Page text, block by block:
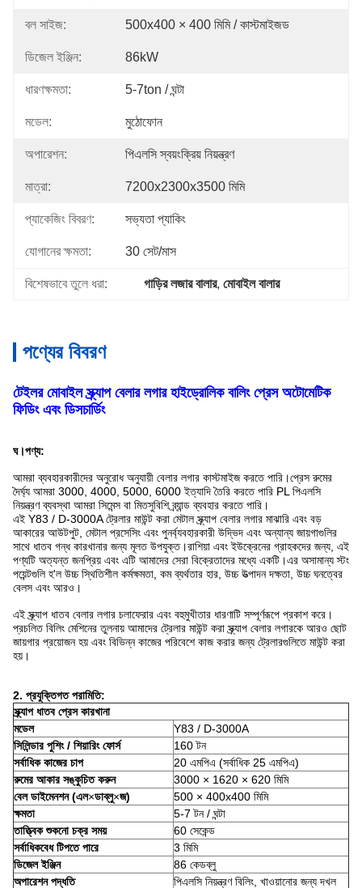
বল সাইজ: 500x400 × 400 মিমি / কাস্টমাইজড
ডিজেল ইঞ্জিন: 86kW
ধারণক্ষমতা: 5-7ton / ঘন্টা
মডেল: মুঠোফোন
অপারেশন: পিএলসি স্বয়ংক্রিয় নিয়ন্ত্রণ
মাত্রা: 7200x2300x3500 মিমি
প্যাকেজিং বিবরণ: সভ্যতা প্যাকিং
যোগানের ক্ষমতা: 30 সেট/মাস
বিশেষভাবে তুলে ধরা: গাড়ির লজার বালার, মোবাইল বালার
পণ্যের বিবরণ
টেইলর মোবাইল স্ক্র্যাপ বেলার লগার হাইড্রোলিক বালিং প্রেস অটোমেটিক
ফিডিং এবং ডিসচার্ডিং
ঘ।পণ্য:
আমরা ব্যবহারকারীদের অনুরোধ অনুযায়ী বেলার লগার কাস্টমাইজ করতে পারি।প্রেস রুমের
দৈর্ঘ্য আমরা 3000, 4000, 5000, 6000 ইত্যাদি তৈরি করতে পারি PL পিএলসি
নিয়ন্ত্রণ ব্যবস্থা আমরা সিমেন্স বা মিতসুবিশি ব্র্যান্ড ব্যবহার করতে পারি।
এই Y83 / D-3000A ট্রেলার মাউন্ট করা মেটাল স্ক্র্যাপ বেলার লগার মাঝারি এবং বড়
আকারের আউটপুট, মেটাল প্রসেসিং এবং পুনর্ব্যবহারকারী উদ্ভিদ এবং অন্যান্য জায়গাগুলির
সাথে ধাতব গন্ধ কারখানার জন্য মূলত উপযুক্ত।রাশিয়া এবং ইউক্রেনের গ্রাহকদের জন্য, এই
পণ্যটি অত্যন্ত জনপ্রিয় এবং এটি আমাদের সেরা বিক্রেতাদের মধ্যে একটি।এর অসামান্য স্টং
পয়েন্টগুলি হ'ল উচ্চ স্থিতিশীল কর্মক্ষমতা, কম ব্যর্থতার হার, উচ্চ উত্পাদন দক্ষতা, উচ্চ ঘনত্বের
বেলস এবং আরও।
এই স্ক্র্যাপ ধাতব বেলার লগার চলাফেরার এবং বহুমুখীতার ধারণাটি সম্পূর্ণরূপে প্রকাশ করে।
প্রচলিত বিলিং মেশিনের তুলনায় আমাদের ট্রেলার মাউন্ট করা স্ক্র্যাপ বেলার লগারকে আরও ছোট
জায়গার প্রয়োজন হয় এবং বিভিন্ন কাজের পরিবেশে কাজ করার জন্য ট্রেলারগুলিতে মাউন্ট করা
হয়।
2. প্রযুক্তিগত পরামিতি:
স্ক্র্যাপ ধাতব প্রেস কারখানা
মডেল
Y83 / D-3000A
সিলিন্ডার পুশিং / শিয়ারিং ফোর্স
160 টন
সর্বাধিক কাজের চাপ
20 এমপিএ (সর্বাধিক 25 এমপিএ)
রুমের আকার সঙ্কুচিত করুন
3000 × 1620 × 620 মিমি
বেল ডাইমেনশন (এল×ডাব্লু×জ)
500 × 400x400 মিমি
ক্ষমতা
5-7 টন / ঘন্টা
তাত্ত্বিক শুকনো চক্র সময়
60 সেকেন্ড
সর্বাধিকবেধ টিপতে পারে
3 মিমি
ডিজেল ইঞ্জিন
86 কেডব্লু
অপারেশন পদ্ধতি
পিএলসি নিয়ন্ত্রণ বিলিং, খাওয়ানোর জন্য দখল